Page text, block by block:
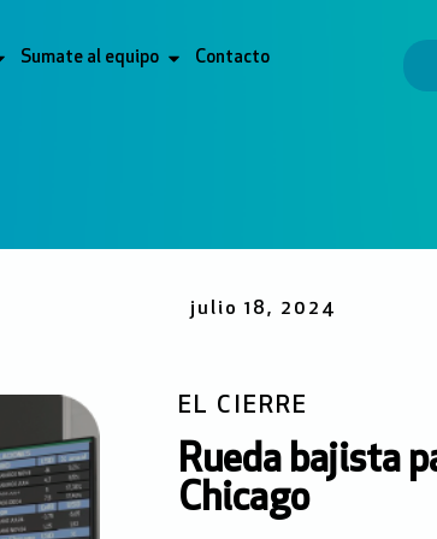
Sumate al equipo Contacto
julio 18, 2024
EL CIERRE
Rueda bajista
Chicago